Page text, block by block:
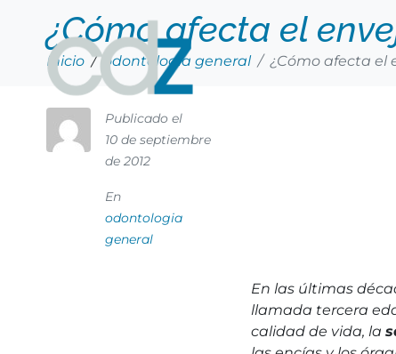
¿Cómo afecta el
Inicio odontologia general ¿Cómo afecta el
Publicado el
10 de septiembre
de 2012
En
odontologia
general
En las últimas
llamada tercera
calidad de vida, la